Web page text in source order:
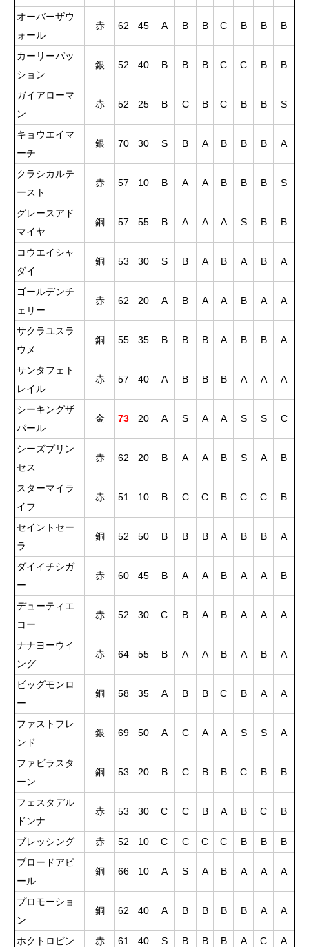
オーバーザウ
ォール
赤 62 45 A B B C B B B
カーリーパッ
ション
銀 52 40 B B B C C B B
ガイアローマ
ン
赤 52 25 B C B C B B S
キョウエイマ
ーチ
銀 70 30 S B A B B B A
クラシカルテ
ースト
赤 57 10 B A A B B B S
グレースアド
マイヤ
銅 57 55 B A A A S B B
コウエイシャ
ダイ
銅 53 30 S B A B A B A
ゴールデンチ
ェリー
赤 62 20 A B A A B A A
サクラユスラ
ウメ
銅 55 35 B B B A B B A
サンタフェト
レイル
赤 57 40 A B B B A A A
シーキングザ
パール
金 73 20 A S A A S S C
シーズプリン
セス
赤 62 20 B A A B S A B
スターマイラ
イフ
赤 51 10 B C C B C C B
セイントセー
ラ
銅 52 50 B B B A B B A
ダイイチシガ
ー
赤 60 45 B A A B A A B
デューティエ
コー
赤 52 30 C B A B A A A
ナナヨーウイ
ング
赤 64 55 B A A B A B A
ビッグモンロ
ー
銅 58 35 A B B C B A A
ファストフレ
ンド
銀 69 50 A C A A S S A
ファビラスタ
ーン
銅 53 20 B C B B C B B
フェスタデル
ドンナ
赤 53 30 C C B A B C B
ブレッシング 赤 52 10 C C C C B B
B
ブロードアピ
ール
銅 66 10 A S A B A A A
プロモーショ
ン
銅 62 40 A B B B B A A
ホクトロビン 赤 61 40 S B B B A C
A